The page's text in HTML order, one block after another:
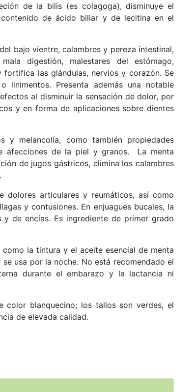
de la bilis (es colagoga), disminuye el
de ácido biliar y de lecitina en el
bajo vientre, calambres y pereza intestinal,
digestión, malestares del estómago,
las glándulas, nervios y corazón. Se
linimentos. Presenta además una notable
al disminuir la sensación de dolor, por
y en forma de aplicaciones sobre dientes
y melancolía, como también propiedades
afecciones de la piel y granos. La menta
de jugos gástricos, elimina los calambres
dolores articulares y reumáticos, así como
y contusiones. En enjuagues bucales, la
de encías. Es ingrediente de primer grado
la tintura y el aceite esencial de menta
usa por la noche. No está recomendado el
durante el embarazo y la lactancia ni
blanquecino; los tallos son verdes, el
de elevada calidad.